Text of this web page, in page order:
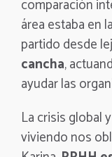
comparación
área estaba en
partido desde
cancha,
ayudar las
La crisis global
viviendo nos